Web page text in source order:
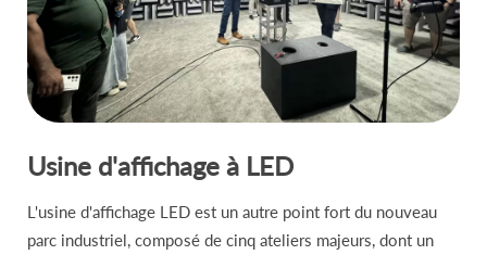
Usine d'affichage à LED
L'usine d'affichage LED est un autre point fort du nouveau
parc industriel, composé de cinq ateliers majeurs, dont un